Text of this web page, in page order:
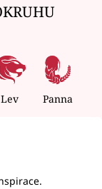
Lev Panna